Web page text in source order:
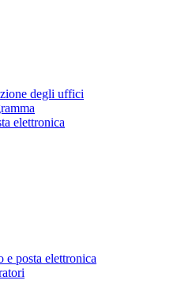
degli uffici
elettronica
e posta elettronica